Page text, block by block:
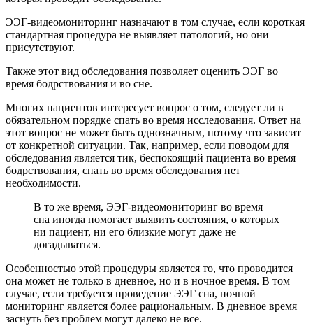
ЭЭГ-видеомониторинг назначают в том случае, если короткая
стандартная процедура не выявляет патологий, но они
присутствуют.
Также этот вид обследования позволяет оценить ЭЭГ во
время бодрствования и во сне.
Многих пациентов интересует вопрос о том, следует ли в
обязательном порядке спать во время исследования. Ответ на
этот вопрос не может быть однозначным, потому что зависит
от конкретной ситуации. Так, например, если поводом для
обследования является тик, беспокоящий пациента во время
бодрствования, спать во время обследования нет
необходимости.
В то же время, ЭЭГ-видеомониторинг во время
сна иногда помогает выявить состояния, о которых
ни пациент, ни его близкие могут даже не
догадываться.
Особенностью этой процедуры является то, что проводится
она может не только в дневное, но и в ночное время. В том
случае, если требуется проведение ЭЭГ сна, ночной
мониторинг является более рациональным. В дневное время
заснуть без проблем могут далеко не все.